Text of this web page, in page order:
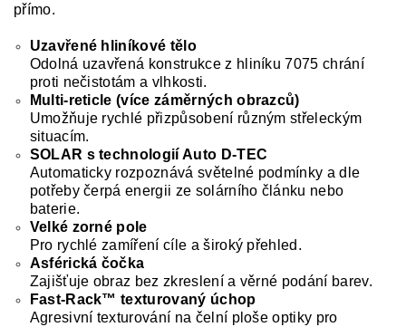
přímo.
Uzavřené hliníkové tělo
Odolná uzavřená konstrukce z hliníku 7075 chrání
proti nečistotám a vlhkosti.
Multi-reticle (více záměrných obrazců)
Umožňuje rychlé přizpůsobení různým střeleckým
situacím.
SOLAR s technologií Auto D-TEC
Automaticky rozpoznává světelné podmínky a dle
potřeby čerpá energii ze solárního článku nebo
baterie.
Velké zorné pole
Pro rychlé zamíření cíle a široký přehled.
Asférická čočka
Zajišťuje obraz bez zkreslení a věrné podání barev.
Fast-Rack™ texturovaný úchop
Agresivní texturování na čelní ploše optiky pro